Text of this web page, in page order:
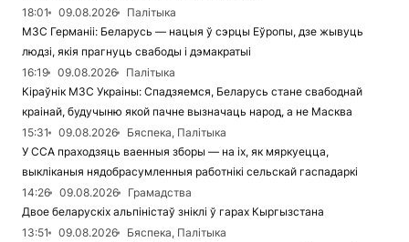
18:01
09.08.2026
Палітыка
МЗС Германіі: Беларусь — нацыя ў сэрцы Еўропы, дзе жывуць
людзі, якія прагнуць свабоды і дэмакратыі
16:19
09.08.2026
Палітыка
Кіраўнік МЗС Украіны: Спадзяемся, Беларусь стане свабоднай
краінай, будучыню якой пачне вызначаць народ, а не Масква
15:31
09.08.2026
Бяспека, Палітыка
У ССА праходзяць ваенныя зборы — на іх, як мяркуецца,
выкліканыя нядобрасумленныя работнікі сельскай гаспадаркі
14:26
09.08.2026
Грамадства
Двое беларускіх альпіністаў зніклі ў гарах Кыргызстана
13:51
09.08.2026
Бяспека, Палітыка